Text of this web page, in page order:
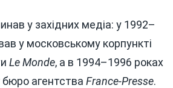
у західних медіа: у 1992–
у московському корпункті
Le Monde, а в 1994–1996 роках
агентства France-Presse.